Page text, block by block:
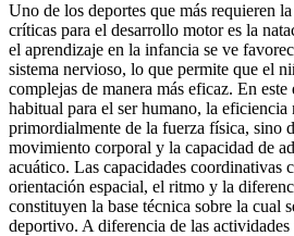
Uno de los deportes que más requieren
críticas para el desarrollo motor es la
el aprendizaje en la infancia se ve
sistema nervioso, lo que permite que el
complejas de manera más eficaz. En este
habitual para el ser humano, la eficiencia
primordialmente de la fuerza física, sino
movimiento corporal y la capacidad de
acuático. Las capacidades coordinativas
orientación espacial, el ritmo y la
constituyen la base técnica sobre la cual
deportivo. A diferencia de las actividades